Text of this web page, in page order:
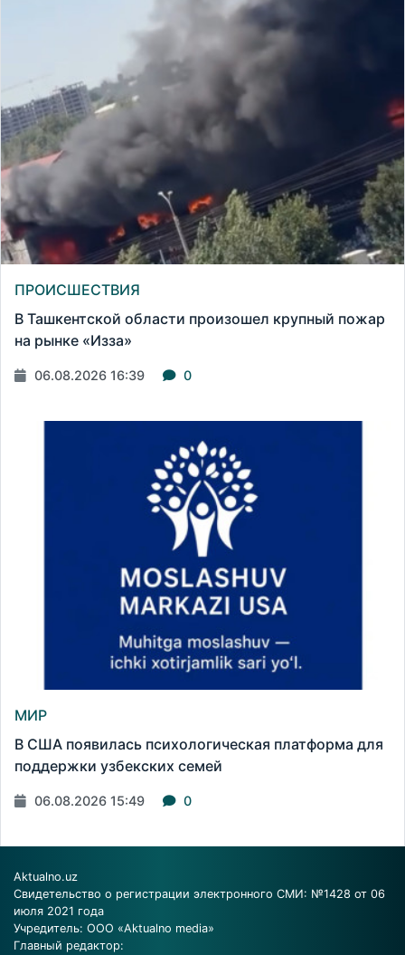
ПРОИСШЕСТВИЯ
В Ташкентской области произошел крупный пожар
на рынке «Изза»
06.08.2026 16:39 0
МИР
В США появилась психологическая платформа для
поддержки узбекских семей
06.08.2026 15:49 0
Aktualno.uz
Свидетельство о регистрации электронного СМИ: №1428 от 06
июля 2021 года
Учредитель: ООО «Aktualno media»
Главный редактор: